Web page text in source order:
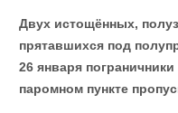
Двух истощённых,
прятавшихся под
26 января
паромном пункте